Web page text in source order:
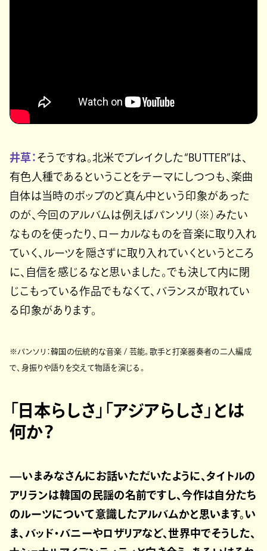
井草： そうですね。北米でブレイクした“BUTTER”は、
有色人種であるということをテーマにしつつも、楽曲
自体は当時のポップのど真ん中という印象があった
のが、今回のアルバムは例えばパンソリ（※）みたい
なものを使ったり、ローカルなものを音楽に取り入れ
ていく、ルーツを隠さずに取り入れていくというところ
に、自信を感じるなと思いました。でも決して内に閉
じこもっている作品でもなくて、バランスが取れてい
る印象があります。
※パンソリ：韓国の伝統的な音楽 / 芸能。歌手と打楽器奏者の二人編成
で、身振りや語りを交えて物語を演じる。
「日本らしさ」「アジアらしさ」とは
何か？
—いまみなさんにお話いただいたように、タイトルの
アリランは韓国の民謡の名前ですし、今作は自分たち
のルーツについて意識したアルバムかと思います。い
ま、バッド・バニーやロザリアなど、世界中でそうした、